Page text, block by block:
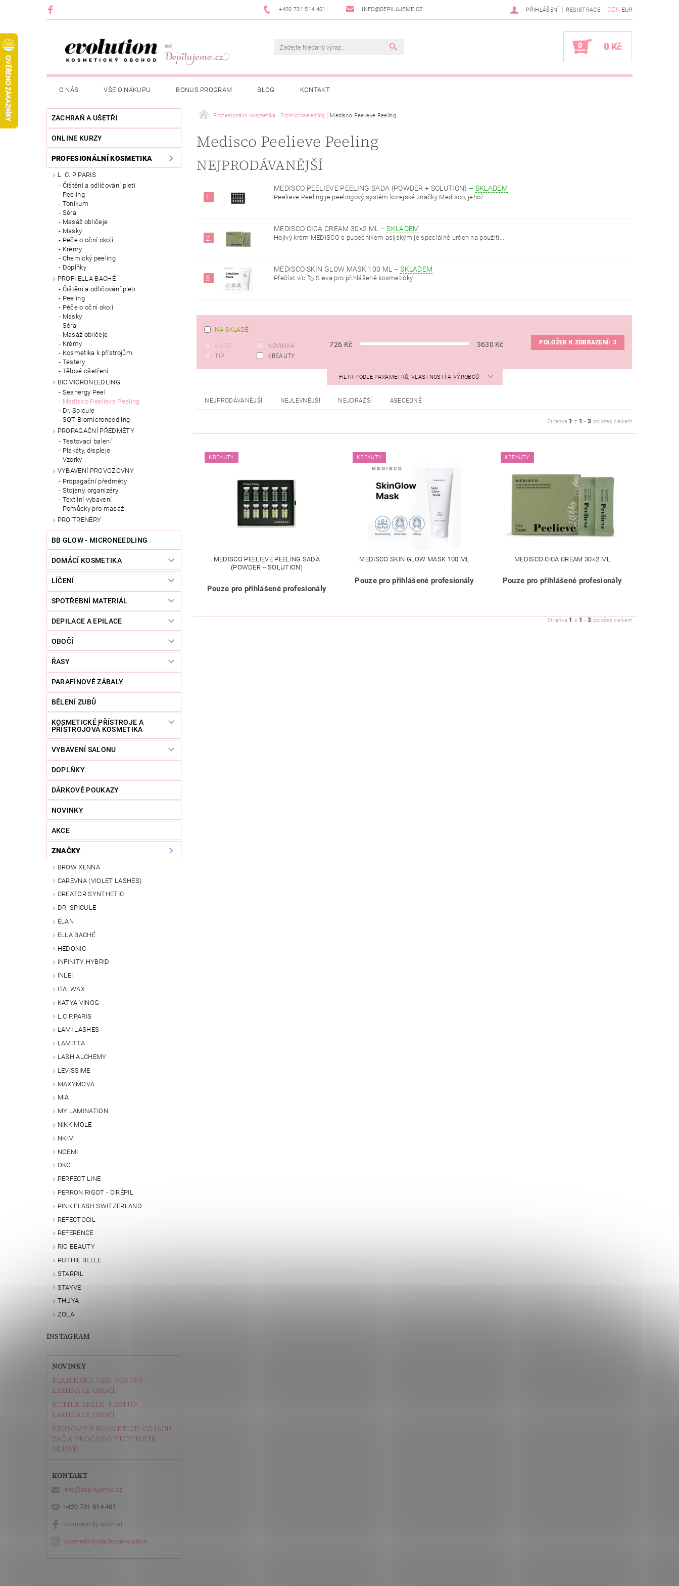
+420 731 514 401 INFO@DEPILUJEME.CZ CZK EUR
PŘIHLÁŠENÍ | REGISTRACE
0 0 Kč
O NÁS VŠE O NÁKUPU BONUS PROGRAM BLOG KONTAKT
ZACHRAŇ A UŠETŘI
ONLINE KURZY
PROFESIONÁLNÍ KOSMETIKA
L. C. P PARIS
Čištění a odličování pleti
Peeling
Tonikum
Séra
Masáž obličeje
Masky
Péče o oční okolí
Krémy
Chemický peeling
Doplňky
PROFI ELLA BACHÉ
Čištění a odličování pleti
Peeling
Péče o oční okolí
Masky
Séra
Masáž obličeje
Krémy
Kosmetika k přístrojům
Testery
Tělové ošetření
BIOMICRONEEDLING
Seanergy Peel
Medisco Peelieve Peeling
Dr. Spicule
SQT Biomicroneedling
PROPAGAČNÍ PŘEDMĚTY
Testovací balení
Plakáty, displeje
Vzorky
VYBAVENÍ PROVOZOVNY
Propagační předměty
Stojany, organizéry
Textilní vybavení
Pomůcky pro masáž
PRO TRENÉRY
BB GLOW - MICRONEEDLING
DOMÁCÍ KOSMETIKA
LÍČENÍ
SPOTŘEBNÍ MATERIÁL
DEPILACE A EPILACE
OBOČÍ
ŘASY
PARAFÍNOVÉ ZÁBALY
BĚLENÍ ZUBŮ
KOSMETICKÉ PŘÍSTROJE A
PŘÍSTROJOVÁ KOSMETIKA
VYBAVENÍ SALONU
DOPLŇKY
DÁRKOVÉ POUKAZY
NOVINKY
AKCE
ZNAČKY
BROW XENNA
CAREVNA (VIOLET LASHES)
CREATOR SYNTHETIC
DR. SPICULE
ÉLAN
ELLA BACHÉ
HEDONIC
INFINITY HYBRID
INLEI
ITALWAX
KATYA VINOG
L.C.P.PARIS
LAMI LASHES
LAMITTA
LASH ALCHEMY
LEVISSIME
MAXYMOVA
MIA
MY LAMINATION
NIKK MOLE
NKIM
NOEMI
OKO
PERFECT LINE
PERRON RIGOT - CIRÉPIL
PINK FLASH SWITZERLAND
REFECTOCIL
REFERENCE
RIO BEAUTY
RUTHIE BELLE
STARPIL
STAYVE
THUYA
ZOLA
INSTAGRAM
NOVINKY
ÉLAN KERA VEG: POSTUP
LAMINACE OBOČÍ
RUTHIE BELLE: POSTUP
LAMINACE OBOČÍ
EXOSOMY V KOSMETICE: CO JSOU
ZAČ A PROČ SE O NICH TOLIK
MLUVÍ?
KONTAKT
info@ depilujeme.cz
+420 731 514 401
Kosmetický obchod
kosmetickyobchodevolution
Profesionální kosmetika Biomicroneedling Medisco Peelieve Peeling
Medisco Peelieve Peeling
NEJPRODÁVANĚJŠÍ
1.
MEDISCO PEELIEVE PEELING SADA (POWDER + SOLUTION) – SKLADEM
Peelieve Peeling je peelingový systém korejské značky Medisco, jehož...
2.
MEDISCO CICA CREAM 30×2 ML –SKLADEM
Hojivý krém MEDISCO s pupečníkem asijským je speciálně určen na použití...
3.
MEDISCO SKIN GLOW MASK 100 ML –SKLADEM
Přečíst víc 🏷️ Sleva pro přihlášené kosmetičky
NA SKLADĚ
AKCE
NOVINKA
TIP
KBEAUTY
726 Kč 3630 Kč POLOŽEK K ZOBRAZENÍ:3
FILTR PODLE PARAMETRŮ, VLASTNOSTÍ A VÝROBCŮ
NEJPRODÁVANĚJŠÍ NEJLEVNĚJŠÍ NEJDRAŽŠÍ ABECEDNĚ
Stránka 1 z 1 -3 položek celkem
KBEAUTY
MEDISCO PEELIEVE PEELING SADA
(POWDER + SOLUTION)
Pouze pro přihlášené profesionály
KBEAUTY
MEDISCO SKIN GLOW MASK 100 ML
Pouze pro přihlášené profesionály
KBEAUTY
MEDISCO CICA CREAM 30×2 ML
Pouze pro přihlášené profesionály
Stránka 1 z 1 -3 položek celkem